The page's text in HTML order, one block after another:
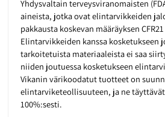
Yhdysvaltain terveysviranomaisten
aineista, jotka ovat elintarvikkeiden
pakkausta koskevan määräyksen
Elintarvikkeiden kanssa kosketukseen
tarkoitetuista materiaaleista ei saa
niiden joutuessa kosketukseen
Vikanin värikoodatut tuotteet on
elintarviketeollisuuteen, ja ne
100%:sesti.